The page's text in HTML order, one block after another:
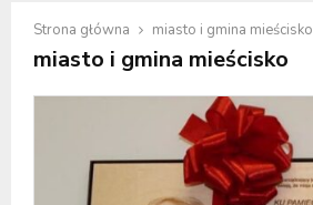
Strona główna miasto i gmina mieścisko
miasto i gmina mieścisko